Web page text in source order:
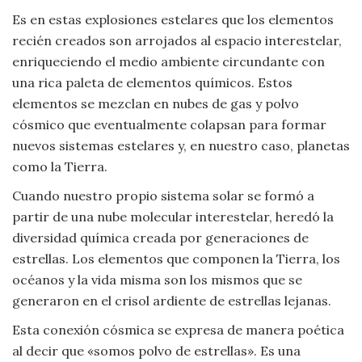
Es en estas explosiones estelares que los elementos
recién creados son arrojados al espacio interestelar,
enriqueciendo el medio ambiente circundante con
una rica paleta de elementos químicos. Estos
elementos se mezclan en nubes de gas y polvo
cósmico que eventualmente colapsan para formar
nuevos sistemas estelares y, en nuestro caso, planetas
como la Tierra.
Cuando nuestro propio sistema solar se formó a
partir de una nube molecular interestelar, heredó la
diversidad química creada por generaciones de
estrellas. Los elementos que componen la Tierra, los
océanos y la vida misma son los mismos que se
generaron en el crisol ardiente de estrellas lejanas.
Esta conexión cósmica se expresa de manera poética
al decir que «somos polvo de estrellas». Es una